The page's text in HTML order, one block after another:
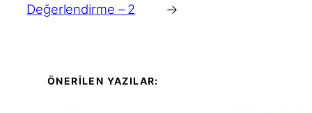
Değerlendirme – 2
→
ÖNERİLEN YAZILAR: